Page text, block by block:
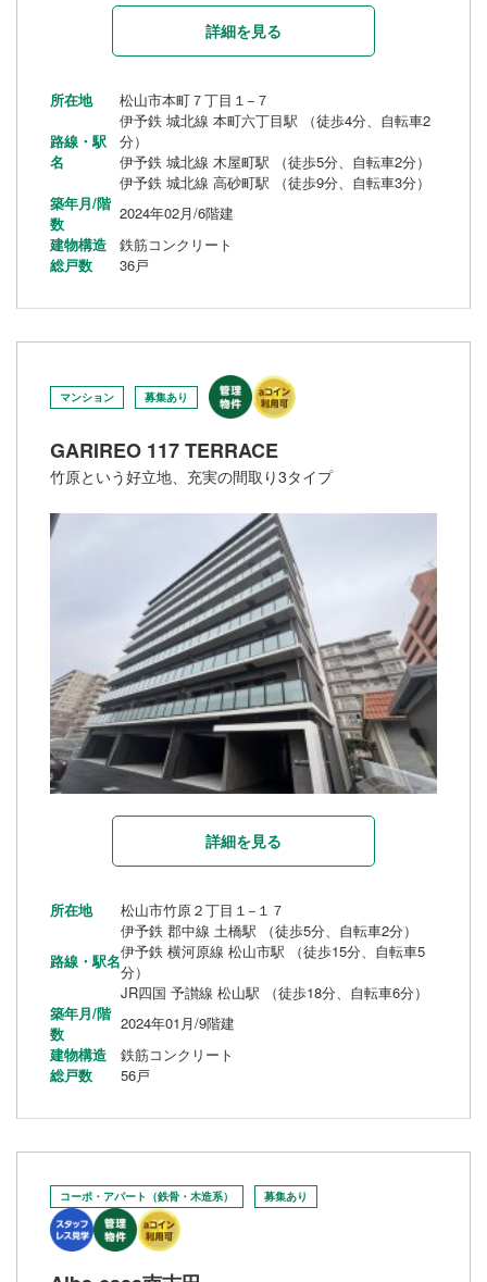
詳細を見る
所在地
松山市本町７丁目１−７
路線・駅
名
伊予鉄 城北線 本町六丁目駅 （徒歩4分、自転車2
分）
伊予鉄 城北線 木屋町駅 （徒歩5分、自転車2分）
伊予鉄 城北線 高砂町駅 （徒歩9分、自転車3分）
築年月/階
数
2024年02月/6階建
建物構造
鉄筋コンクリート
総戸数
36戸
マンション 募集あり
GARIREO 117 TERRACE
竹原という好立地、充実の間取り3タイプ
詳細を見る
所在地 松山市竹原２丁目１−１７
路線・駅名
伊予鉄 郡中線 土橋駅 （徒歩5分、自転車2分）
伊予鉄 横河原線 松山市駅 （徒歩15分、自転車5
分）
JR四国 予讃線 松山駅 （徒歩18分、自転車6分）
築年月/階
数
2024年01月/9階建
建物構造
鉄筋コンクリート
総戸数
56戸
コーポ・アパート（鉄骨・木造系） 募集あり